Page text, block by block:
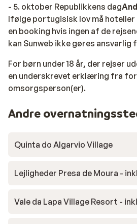
- 5. oktober Republikkens dag
Ifølge portugisisk lov må
en booking hvis ingen af de
kan Sunweb ikke gøres ansvarlig
For børn under 18 år, der rejser
en underskrevet erklæring fra
omsorgsperson(er).
Andre
Quinta do Algarvio Village
Lejligheder Presa de Moura -
Vale da Lapa Village Resort -